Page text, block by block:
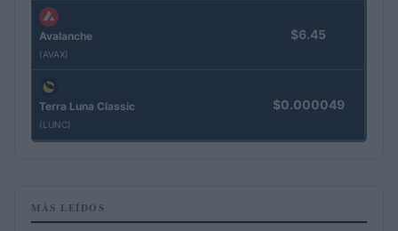
Avalanche
(AVAX)
$6.45
Terra Luna Classic
(LUNC)
$0.000049
MÁS LEÍDOS